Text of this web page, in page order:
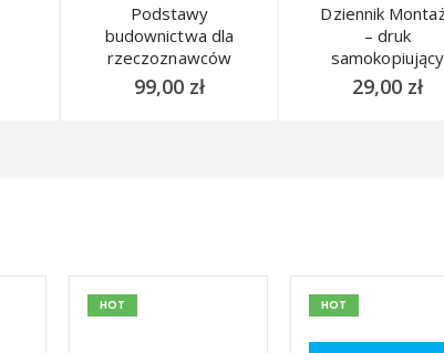
Podstawy
budownictwa dla
rzeczoznawców
budowlanych
wyd. 2024
99,00 zł
Dziennik
– druk
samokopiujący
29,00 zł
HOT HOT